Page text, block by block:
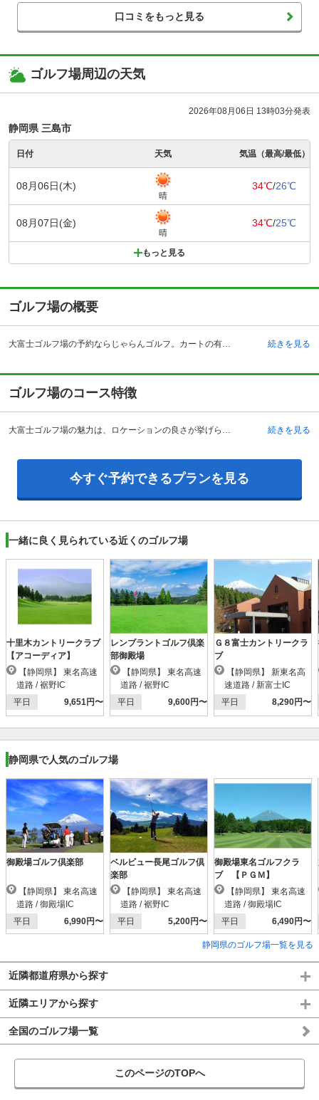
口コミをもっと見る
ゴルフ場周辺の天気
2026年08月06日 13時03分発表
静岡県 三島市
日付 天気 気温（最高/最低）
08月06日(木)
晴
34℃/26℃
08月07日(金)
晴
34℃/25℃
もっと見る
ゴルフ場の概要
大富士ゴルフ場の予約ならじゃらんゴルフ。カートの有無や利用税、キャンセル料、ナイター設備、駐車場などのコース情報はもちろん、口コミ、フォトギャラリーなどコースの難易度や攻略に役立つ情報充実、予約する度にポイントが貯まるのでお得にゴルフをお楽しみ頂けます。 大富士ゴルフ場は静岡県富士市にあるゴルフ場です。目の前に富士山を見ながらゴルフをプレーする事が出来ます。交通アクセスも良く、新東名自動車道新富士インターチェンジから約10分と立地にも恵まれています。1954年のオープン以降、静岡県内で3番目に歴史の古いゴルフ場として今でも多くのユーザーに利用されています。冬季でも雪の心配がほとんどない暖かな地域のため、冬のゴルフも快適にプレー出来ます。クラブハウス内にはレストラン・ロッカールーム・大浴場・練習場を完備しており、プレーをサポートしてくれます。ゴルフ場の近隣には有名観光地も多く、有名遊園地や宿泊施設、日帰り入浴施設等が車で10分から1時間程度の近距離に多数あります。 続きを見る
ゴルフ場のコース特徴
大富士ゴルフ場の魅力は、ロケーションの良さが挙げられます。霊峰・富士山と駿河湾を見渡せる大パノラマは格別です。高原に作られたゴルフ場で、コースの設計は丸毛信勝氏が手がけています。全18ホールは、オープン当時の手作り感を残しており、フェアウェイに残る微妙なアンジュレーションやうねりは、手作りならではです。コースにはそれぞれ名前がついていおり、4番ホールの「ナイアガラ」は名物ホールの一つに上げられるパー5のロングホールです。目の前に壁のようにアップダウンが見えますが、実際には見た目ほど高さがないので目印になる木を狙うと良いです。フェアウェイは全体的に広く、どのコースからも富士山を眺める事ができる、ロケーションの素晴らしいゴルフコースです。 続きを見る
今すぐ予約できるプランを見る
一緒に良く見られている近くのゴルフ場
十里木カントリークラブ
【アコーディア】
道路 / 裾野IC
平日
9,651円〜
レンブラントゴルフ倶楽
部御殿場
道路 / 裾野IC
平日
9,600円〜
Ｇ８富士カントリークラ
ブ
速道路 / 新富士IC
平日
8,290円〜
静岡県で人気のゴルフ場
御殿場ゴルフ倶楽部
道路 / 御殿場IC
平日
6,990円〜
ベルビュー長尾ゴルフ倶
楽部
道路 / 裾野IC
平日
5,200円〜
御殿場東名ゴルフクラ
ブ 【ＰＧＭ】
道路 / 御殿場IC
平日
6,490円〜
静岡県のゴルフ場一覧を見る
近隣都道府県から探す
近隣エリアから探す
全国のゴルフ場一覧
このページのTOPへ